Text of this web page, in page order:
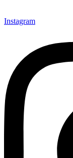
Instagram